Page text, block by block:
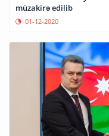
müzakirə edilib
01-12-2020